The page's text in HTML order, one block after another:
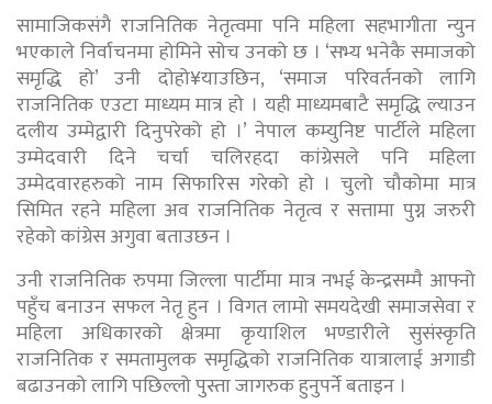
सामाजिकसंगै राजनितिक नेतृत्वमा पनि महिला सहभागीता न्युन
भएकाले निर्वाचनमा होमिने सोच उनको छ । ‘सभ्य भनेकै समाजको
समृद्धि हो’ उनी दोहो¥याउछिन, ‘समाज परिवर्तनको लागि
राजनितिक एउटा माध्यम मात्र हो । यही माध्यमबाटै समृद्धि ल्याउन
दलीय उम्मेद्वारी दिनुपरेको हो ।’ नेपाल कम्युनिष्ट पार्टीले महिला
उम्मेदवारी दिने चर्चा चलिरहदा कांग्रेसले पनि महिला
उम्मेदवारहरुको नाम सिफारिस गरेको हो । चुलो चौकोमा मात्र
सिमित रहने महिला अव राजनितिक नेतृत्व र सत्तामा पुग्न जरुरी
रहेको कांग्रेस अगुवा बताउछन ।
उनी राजनितिक रुपमा जिल्ला पार्टीमा मात्र नभई केन्द्रसम्मै आफ्नो
पहुँच बनाउन सफल नेतृ हुन । विगत लामो समयदेखी समाजसेवा र
महिला अधिकारको क्षेत्रमा कृयाशिल भण्डारीले सुसंस्कृति
राजनितिक र समतामुलक समृद्धिको राजनितिक यात्रालाई अगाडी
बढाउनको लागि पछिल्लो पुस्ता जागरुक हुनुपर्ने बताइन ।